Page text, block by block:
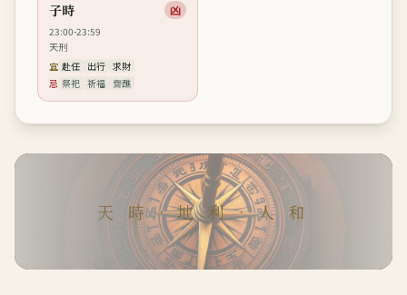
子時 凶
23:00-23:59
天刑
宜 赴任 出行 求財
忌 祭祀 祈福 齋醮
天 時 · 地 利 · 人 和